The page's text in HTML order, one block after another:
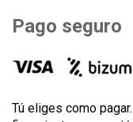
Pago seguro
Tú eliges como